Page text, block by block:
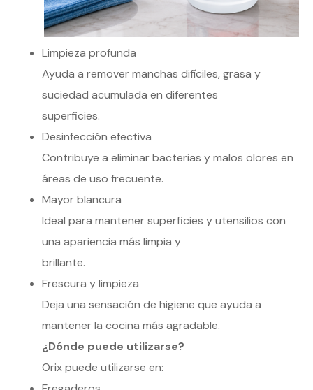
Limpieza profunda
Ayuda a remover manchas difíciles, grasa y
suciedad acumulada en diferentes
superficies.
Desinfección efectiva
Contribuye a eliminar bacterias y malos olores en
áreas de uso frecuente.
Mayor blancura
Ideal para mantener superficies y utensilios con
una apariencia más limpia y
brillante.
Frescura y limpieza
Deja una sensación de higiene que ayuda a
mantener la cocina más agradable.
¿Dónde puede utilizarse?
Orix puede utilizarse en: